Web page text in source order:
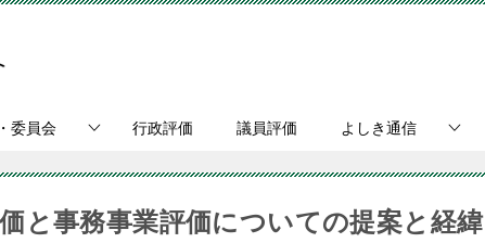
委員会 行政評価 議員評価 よしき通信
と事務事業評価についての提案と経緯